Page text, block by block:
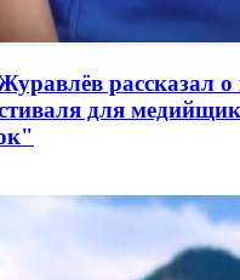
рассказал о
для